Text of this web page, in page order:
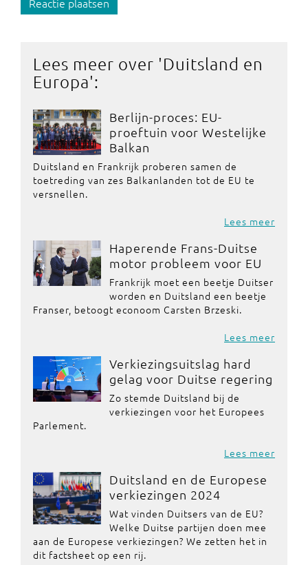
Lees meer over 'Duitsland en
Europa':
Berlijn-proces: EU-
proeftuin voor Westelijke
Balkan
Duitsland en Frankrijk proberen samen de
toetreding van zes Balkanlanden tot de EU te
versnellen.
Lees meer
Haperende Frans-Duitse
motor probleem voor EU
Frankrijk moet een beetje Duitser
worden en Duitsland een beetje
Franser, betoogt econoom Carsten Brzeski.
Lees meer
Verkiezingsuitslag hard
gelag voor Duitse regering
Zo stemde Duitsland bij de
verkiezingen voor het Europees
Parlement.
Lees meer
Duitsland en de Europese
verkiezingen 2024
Wat vinden Duitsers van de EU?
Welke Duitse partijen doen mee
aan de Europese verkiezingen? We zetten het in
dit factsheet op een rij.